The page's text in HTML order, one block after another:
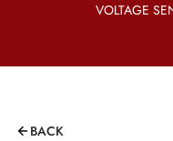
VOLTAGE
BACK